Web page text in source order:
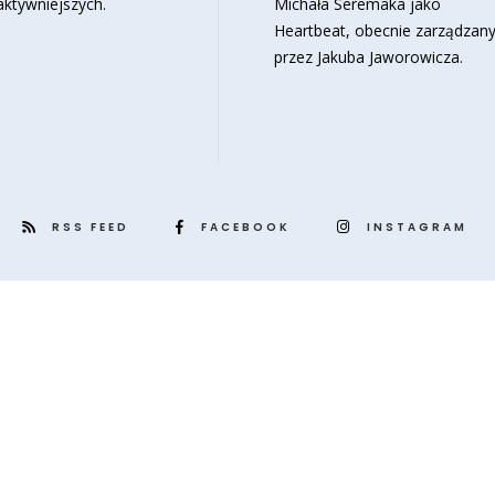
Heartbeat, obecnie
przez Jakuba Jaworowicza.
RSS FEED FACEBOOK INSTAGRAM